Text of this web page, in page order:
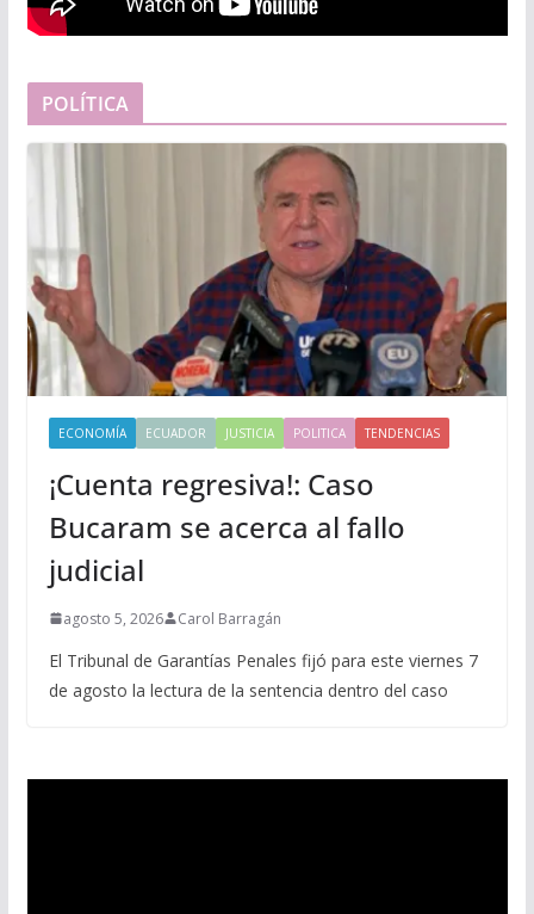
POLÍTICA
ECONOMÍA ECUADOR JUSTICIA POLITICA TENDENCIAS
¡Cuenta regresiva!: Caso
Bucaram se acerca al fallo
judicial
agosto 5, 2026 Carol Barragán
El Tribunal de Garantías Penales fijó para este viernes 7
de agosto la lectura de la sentencia dentro del caso